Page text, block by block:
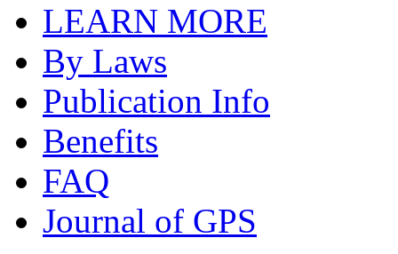
LEARN MORE
By Laws
Publication Info
Benefits
FAQ
Journal of GPS